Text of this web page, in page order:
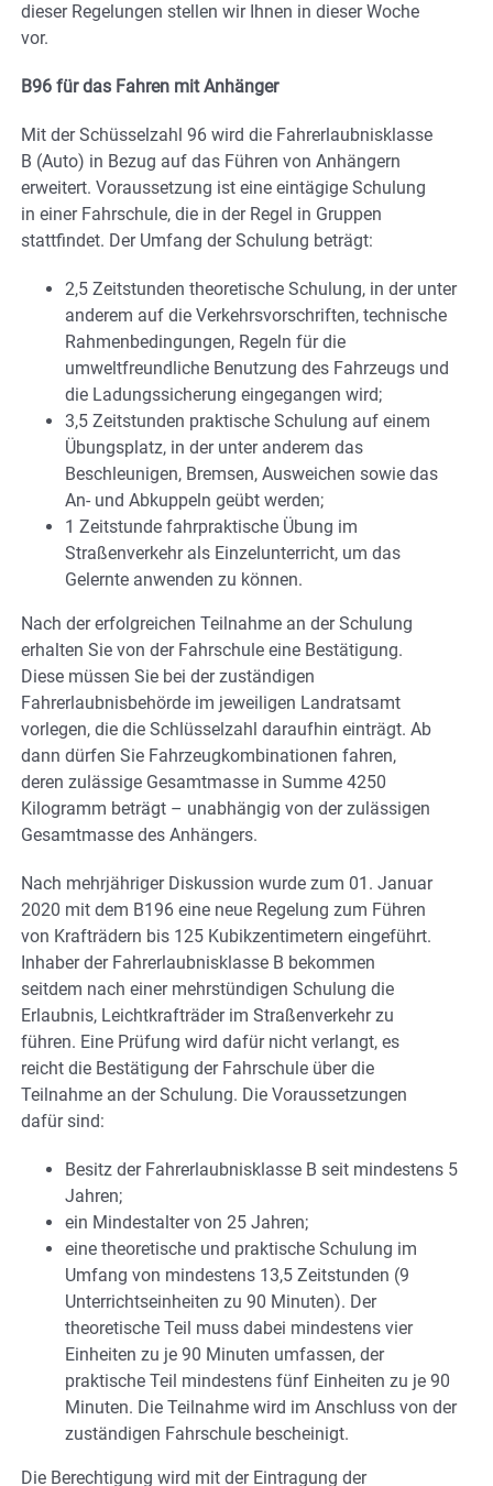
dieser Regelungen stellen wir Ihnen in dieser Woche
vor.
B96 für das Fahren mit Anhänger
Mit der Schüsselzahl 96 wird die Fahrerlaubnisklasse
B (Auto) in Bezug auf das Führen von Anhängern
erweitert. Voraussetzung ist eine eintägige Schulung
in einer Fahrschule, die in der Regel in Gruppen
stattfindet. Der Umfang der Schulung beträgt:
2,5 Zeitstunden theoretische Schulung, in der unter
anderem auf die Verkehrsvorschriften, technische
Rahmenbedingungen, Regeln für die
umweltfreundliche Benutzung des Fahrzeugs und
die Ladungssicherung eingegangen wird;
3,5 Zeitstunden praktische Schulung auf einem
Übungsplatz, in der unter anderem das
Beschleunigen, Bremsen, Ausweichen sowie das
An- und Abkuppeln geübt werden;
1 Zeitstunde fahrpraktische Übung im
Straßenverkehr als Einzelunterricht, um das
Gelernte anwenden zu können.
Nach der erfolgreichen Teilnahme an der Schulung
erhalten Sie von der Fahrschule eine Bestätigung.
Diese müssen Sie bei der zuständigen
Fahrerlaubnisbehörde im jeweiligen Landratsamt
vorlegen, die die Schlüsselzahl daraufhin einträgt. Ab
dann dürfen Sie Fahrzeugkombinationen fahren,
deren zulässige Gesamtmasse in Summe 4250
Kilogramm beträgt – unabhängig von der zulässigen
Gesamtmasse des Anhängers.
Nach mehrjähriger Diskussion wurde zum 01. Januar
2020 mit dem B196 eine neue Regelung zum Führen
von Krafträdern bis 125 Kubikzentimetern eingeführt.
Inhaber der Fahrerlaubnisklasse B bekommen
seitdem nach einer mehrstündigen Schulung die
Erlaubnis, Leichtkrafträder im Straßenverkehr zu
führen. Eine Prüfung wird dafür nicht verlangt, es
reicht die Bestätigung der Fahrschule über die
Teilnahme an der Schulung. Die Voraussetzungen
dafür sind:
Besitz der Fahrerlaubnisklasse B seit mindestens 5
Jahren;
ein Mindestalter von 25 Jahren;
eine theoretische und praktische Schulung im
Umfang von mindestens 13,5 Zeitstunden (9
Unterrichtseinheiten zu 90 Minuten). Der
theoretische Teil muss dabei mindestens vier
Einheiten zu je 90 Minuten umfassen, der
praktische Teil mindestens fünf Einheiten zu je 90
Minuten. Die Teilnahme wird im Anschluss von der
zuständigen Fahrschule bescheinigt.
Die Berechtigung wird mit der Eintragung der